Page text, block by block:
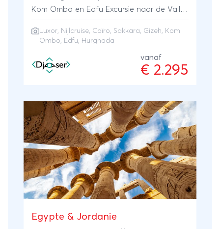
Kom Ombo en Edfu Excursie naar de Vallei
een sfeervol resort in Hurghada
Luxor, Nijlcruise, Caïro, Sakkara, Gizeh, Kom
Ombo, Edfu, Hurghada
vanaf
€ 2.295
Egypte & Jordanie